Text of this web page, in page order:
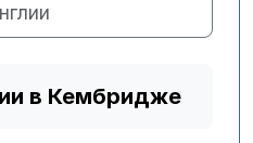
в Кембридже